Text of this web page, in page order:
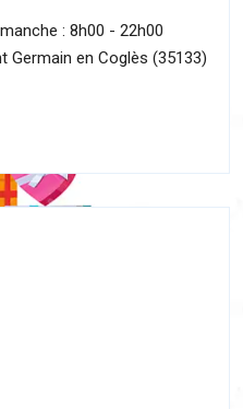
: 8h00 - 22h00
Germain en Coglès (35133)